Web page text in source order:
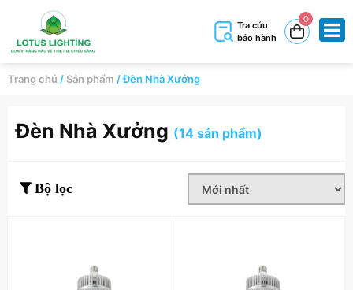
Tra cứu
bảo hành
0
Trang chủ /Sản phẩm /Đèn Nhà Xưởng
Đèn Nhà Xưởng (14 sản phẩm)
Bộ lọc